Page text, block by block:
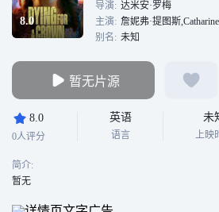
8.0
导演: 达米安·罗梅
主演: 詹妮弗·提图斯
别名: 未知
暂无片源
8.0
0人评分
英语
语言
未
上映
简介:
暂无